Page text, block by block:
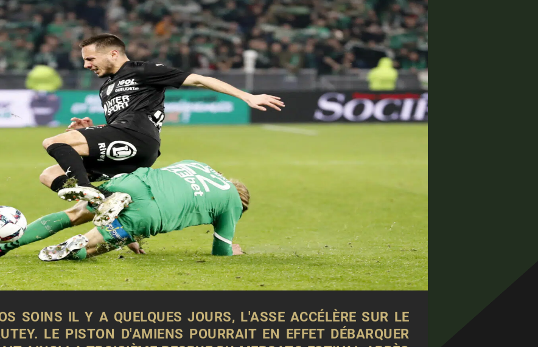
SOINS IL Y A QUELQUES JOURS, L'ASSE ACCÉLÈRE SUR LE
LE PISTON D'AMIENS POURRAIT EN EFFET DÉBARQUER